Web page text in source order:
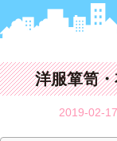
洋服箪笥
2019-02-17